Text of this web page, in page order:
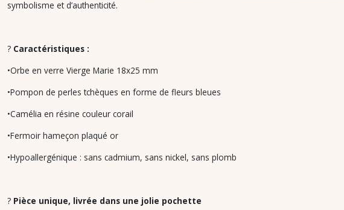
symbolisme et d’authenticité.
? Caractéristiques :
•Orbe en verre Vierge Marie 18x25 mm
•Pompon de perles tchèques en forme de fleurs bleues
•Camélia en résine couleur corail
•Fermoir hameçon plaqué or
•Hypoallergénique : sans cadmium, sans nickel, sans plomb
? Pièce unique, livrée dans une jolie pochette